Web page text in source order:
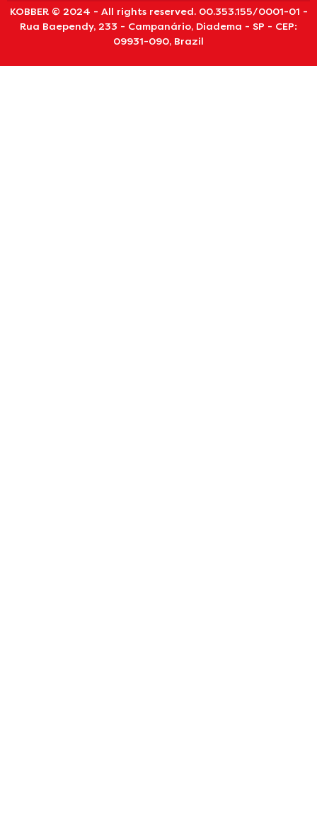
KOBBER © 2024 - All rights reserved. 00.353.155/0001-01 -
Rua Baependy, 233 - Campanário, Diadema - SP - CEP:
09931-090, Brazil